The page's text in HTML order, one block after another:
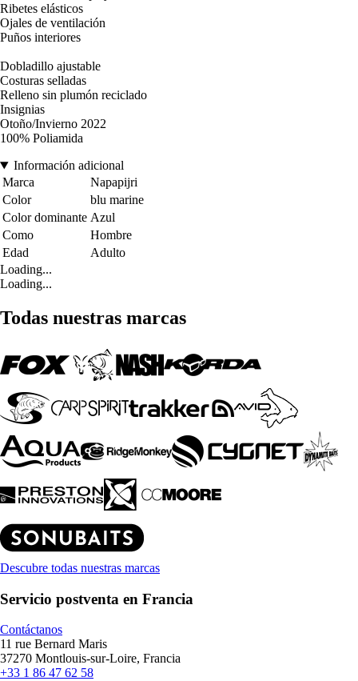
Ribetes elásticos
Ojales de ventilación
Puños interiores
Dobladillo ajustable
Costuras selladas
Relleno sin plumón reciclado
Insignias
Otoño/Invierno 2022
100% Poliamida
Información adicional
Marca
Napapijri
Color
blu marine
Color dominante Azul
Como
Hombre
Edad
Adulto
Loading...
Loading...
Todas nuestras marcas
Descubre todas nuestras marcas
Servicio postventa en Francia
Contáctanos
11 rue Bernard Maris
37270 Montlouis-sur-Loire, Francia
+33 1 86 47 62 58